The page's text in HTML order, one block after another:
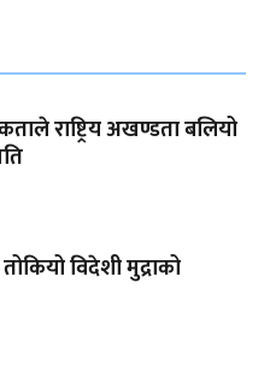
राष्ट्रिय अखण्डता बलियो
विदेशी मुद्राको